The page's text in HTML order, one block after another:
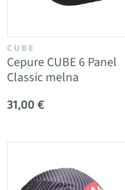
CUBE
Cepure CUBE 6 Panel
Classic melna
31,00 €